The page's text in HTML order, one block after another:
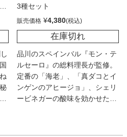
3種セット
販売価格 ¥4,380
在庫切れ
品川のスペインバル『モン・テ
ルセーロ』の総料理長が監修。
定番の「海老」、「真ダコとイ
ンゲンのアヒージョ」、シェリ
ービネガーの酸味を効かせた